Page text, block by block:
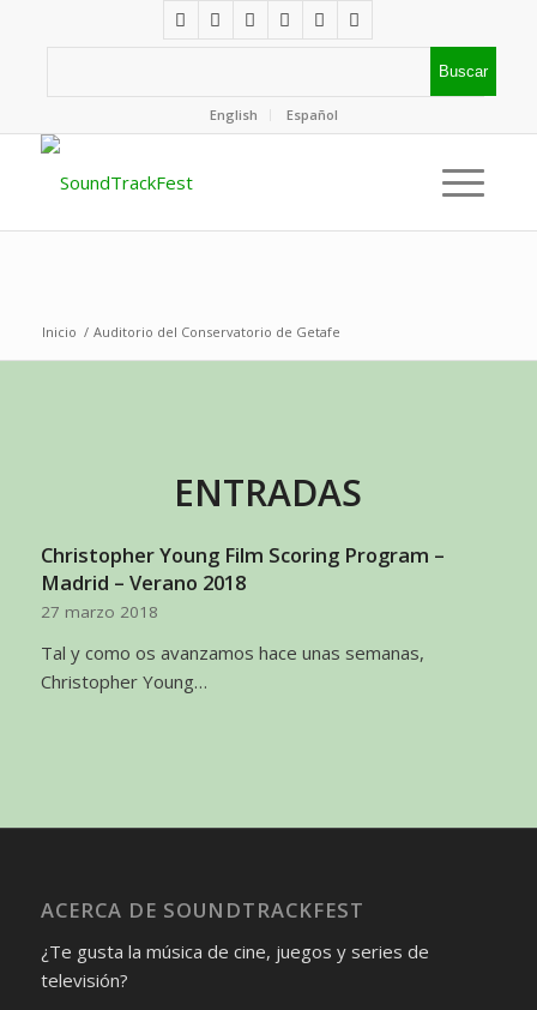
English Español
Inicio / Auditorio del Conservatorio de Getafe
ENTRADAS
Christopher Young Film Scoring Program –
Madrid – Verano 2018
27 marzo 2018
Tal y como os avanzamos hace unas semanas,
Christopher Young…
ACERCA DE SOUNDTRACKFEST
¿Te gusta la música de cine, juegos y series de
televisión?